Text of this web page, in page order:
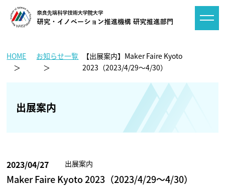
HOME お知らせ一覧
【出展案内】Maker Faire Kyoto
2023（2023/4/29～4/30）
出展案内
2023/04/27 出展案内
Maker Faire Kyoto 2023（2023/4/29～4/30）